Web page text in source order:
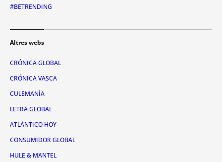
#BETRENDING
Altres webs
CRÓNICA GLOBAL
CRÓNICA VASCA
CULEMANÍA
LETRA GLOBAL
ATLÁNTICO HOY
CONSUMIDOR GLOBAL
HULE & MANTEL